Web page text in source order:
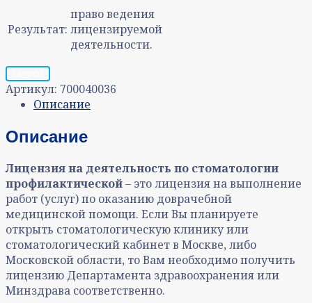
Результат:
право ведения
лицензируемой
деятельности.
Артикул: 700040036
Описание
Описание
Лицензия на деятельность по стоматологии
профилактической– это лицензия на выполнение
работ (услуг) по оказанию доврачебной
медицинской помощи. Если Вы планируете
открыть стоматологическую клинику или
стоматологический кабинет в Москве, либо
Московской области, то Вам необходимо получить
лицензию Департамента здравоохранения или
Минздрава соответственно.